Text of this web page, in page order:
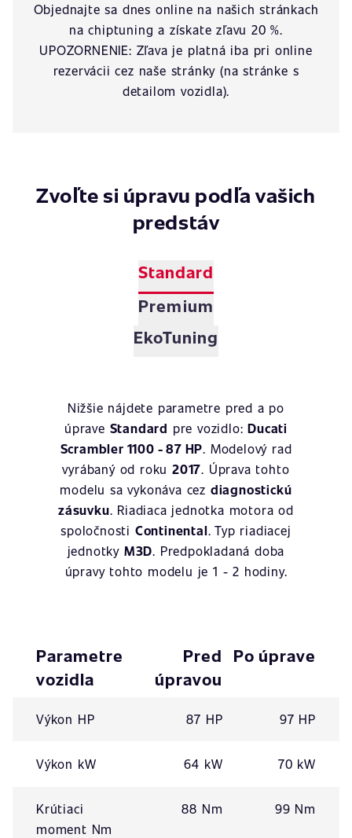
Objednajte sa dnes online na našich stránkach
na chiptuning a získate zľavu 20 %.
UPOZORNENIE: Zľava je platná iba pri online
rezervácii cez naše stránky (na stránke s
detailom vozidla).
Zvoľte si úpravu podľa vašich
predstáv
Standard
Premium
EkoTuning
Nižšie nájdete parametre pred a po
úprave Standard pre vozidlo:Ducati
Scrambler 1100 - 87 HP. Modelový rad
vyrábaný od roku2017. Úprava tohto
modelu sa vykonáva cez diagnostickú
zásuvku. Riadiaca jednotka motora od
spoločnosti Continental. Typ riadiacej
jednotky M3D. Predpokladaná doba
úpravy tohto modelu je 1 - 2 hodiny.
Parametre
vozidla
Pred
úpravou
Po úprave
Výkon HP 87 HP 97 HP
Výkon kW 64 kW 70 kW
Krútiaci
moment Nm
88 Nm 99 Nm